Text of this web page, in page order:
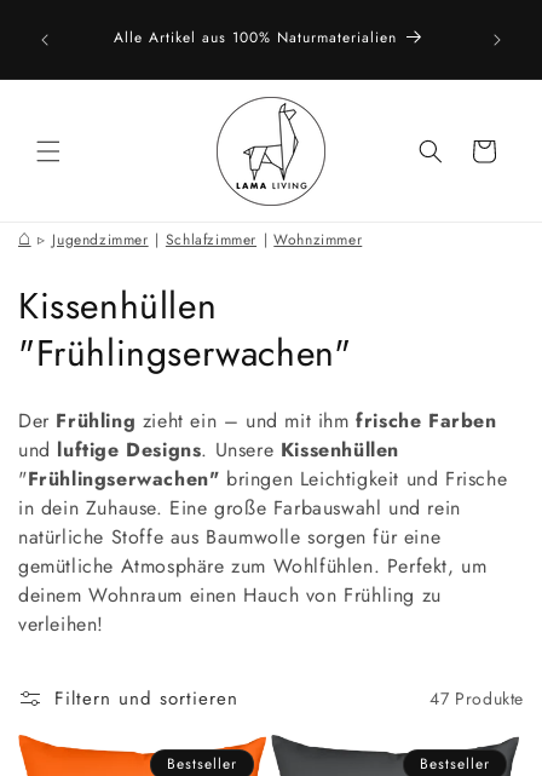
zum
Inhalt
gern
Alle Artikel aus 100% Naturmaterialien
Warenkorb
⌂ Jugendzimmer | Schlafzimmer | Wohnzimmer
K
a
t
e
g
o
r
i
e
:
Kissenhüllen
"Frühlingserwachen"
Der Frühling zieht ein – und mit ihmfrische Farben
und luftige Designs. Unsere Kissenhüllen
"Frühlingserwachen" bringen Leichtigkeit und Frische
in dein Zuhause. Eine große Farbauswahl und rein
natürliche Stoffe aus Baumwolle sorgen für eine
gemütliche Atmosphäre zum Wohlfühlen. Perfekt, um
deinem Wohnraum einen Hauch von Frühling zu
verleihen!
Filtern und sortieren 47 Produkte
Bestseller Bestseller